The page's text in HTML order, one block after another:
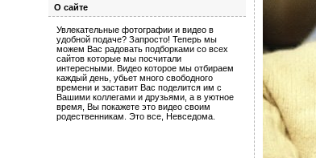
О сайте
Увлекательные фотографии и видео в
удобной подаче? Запросто! Теперь мы
можем Вас радовать подборками со всех
сайтов которые мы посчитали
интересными. Видео которое мы отбираем
каждый день, убьет много свободного
времени и заставит Вас поделится им с
Вашими коллегами и друзьями, а в уютное
время, Вы покажете это видео своим
родественникам. Это все, Невседома.